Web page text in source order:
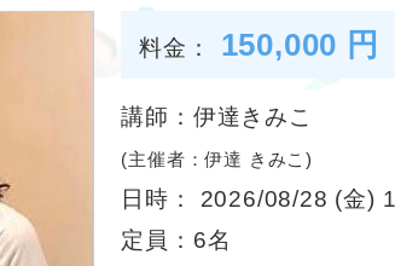
料金： 150,000 円
講師：伊達きみこ
(主催者：伊達 きみこ)
日時： 2026/08/28 (金)
定員：6名